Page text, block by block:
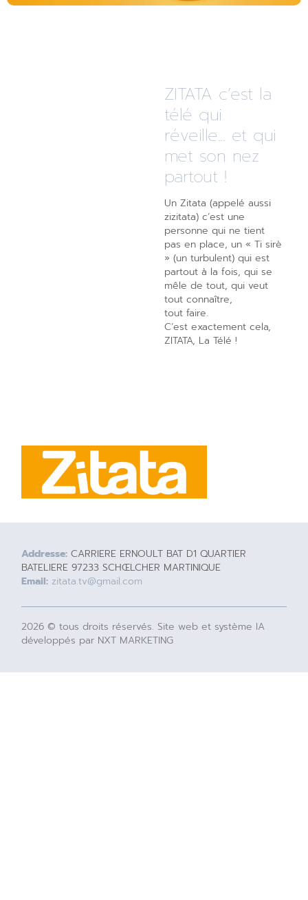
ZITATA c’est la
télé qui
réveille... et qui
met son nez
partout !
Un Zitata (appelé aussi
zizitata) c’est une
personne qui ne tient
pas en place, un « Ti sirè
» (un turbulent) qui est
partout à la fois, qui se
mêle de tout, qui veut
tout connaître,
tout faire.
C’est exactement cela,
ZITATA, La Télé !
Addresse: CARRIERE ERNOULT BAT D1 QUARTIER
BATELIERE 97233 SCHŒLCHER MARTINIQUE
Email: zitata.tv@gmail.com
2026 © tous droits réservés. Site web et système IA
développés par NXT MARKETING